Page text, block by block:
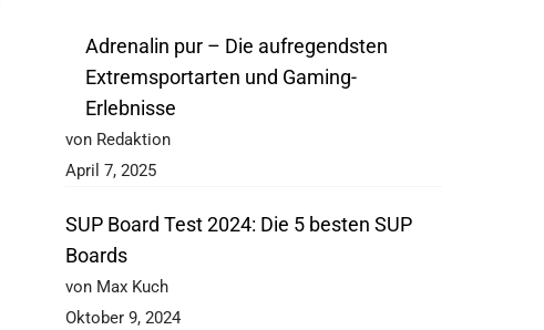
Adrenalin pur – Die aufregendsten
Extremsportarten und Gaming-
Erlebnisse
von Redaktion
April 7, 2025
SUP Board Test 2024: Die 5 besten SUP
Boards
von Max Kuch
Oktober 9, 2024